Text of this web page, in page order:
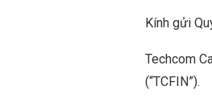
Kính gửi
Techcom
(“TCFIN”).